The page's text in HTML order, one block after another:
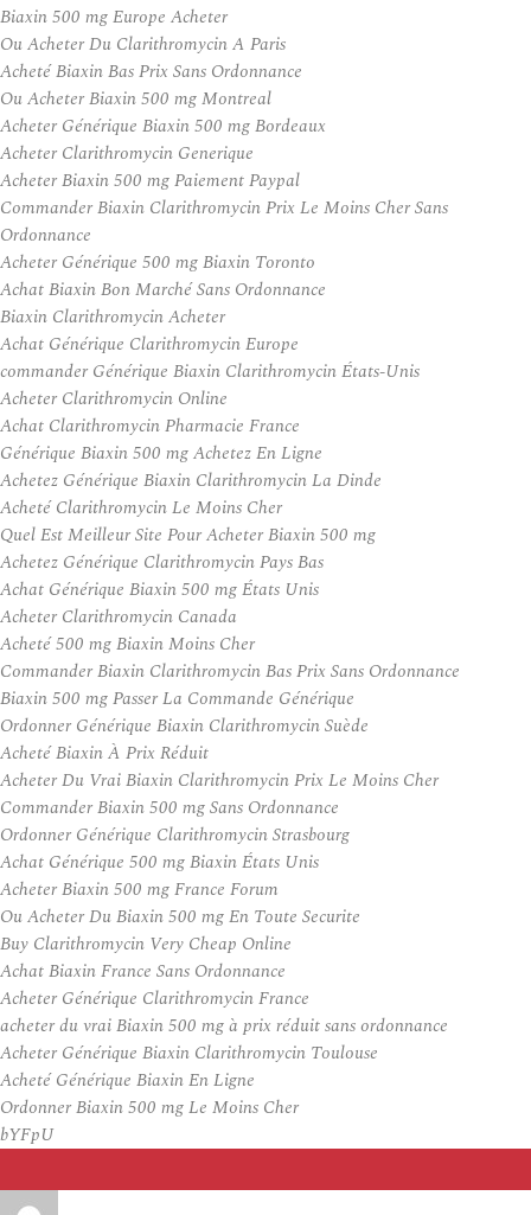
Biaxin 500 mg Europe Acheter
Ou Acheter Du Clarithromycin A Paris
Acheté Biaxin Bas Prix Sans Ordonnance
Ou Acheter Biaxin 500 mg Montreal
Acheter Générique Biaxin 500 mg Bordeaux
Acheter Clarithromycin Generique
Acheter Biaxin 500 mg Paiement Paypal
Commander Biaxin Clarithromycin Prix Le Moins Cher Sans
Ordonnance
Acheter Générique 500 mg Biaxin Toronto
Achat Biaxin Bon Marché Sans Ordonnance
Biaxin Clarithromycin Acheter
Achat Générique Clarithromycin Europe
commander Générique Biaxin Clarithromycin États-Unis
Acheter Clarithromycin Online
Achat Clarithromycin Pharmacie France
Générique Biaxin 500 mg Achetez En Ligne
Achetez Générique Biaxin Clarithromycin La Dinde
Acheté Clarithromycin Le Moins Cher
Quel Est Meilleur Site Pour Acheter Biaxin 500 mg
Achetez Générique Clarithromycin Pays Bas
Achat Générique Biaxin 500 mg États Unis
Acheter Clarithromycin Canada
Acheté 500 mg Biaxin Moins Cher
Commander Biaxin Clarithromycin Bas Prix Sans Ordonnance
Biaxin 500 mg Passer La Commande Générique
Ordonner Générique Biaxin Clarithromycin Suède
Acheté Biaxin À Prix Réduit
Acheter Du Vrai Biaxin Clarithromycin Prix Le Moins Cher
Commander Biaxin 500 mg Sans Ordonnance
Ordonner Générique Clarithromycin Strasbourg
Achat Générique 500 mg Biaxin États Unis
Acheter Biaxin 500 mg France Forum
Ou Acheter Du Biaxin 500 mg En Toute Securite
Buy Clarithromycin Very Cheap Online
Achat Biaxin France Sans Ordonnance
Acheter Générique Clarithromycin France
acheter du vrai Biaxin 500 mg à prix réduit sans ordonnance
Acheter Générique Biaxin Clarithromycin Toulouse
Acheté Générique Biaxin En Ligne
Ordonner Biaxin 500 mg Le Moins Cher
bYFpU